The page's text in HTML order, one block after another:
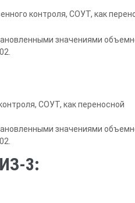
контроля, СОУТ, как
значениями
СОУТ, как переносной
значениями
3: